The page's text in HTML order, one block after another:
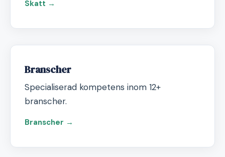
Skatt →
Branscher
Specialiserad kompetens inom 12+
branscher.
Branscher →